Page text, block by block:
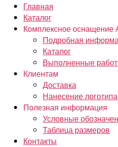
Главная
Каталог
Комплексное оснащение
Подробная
Каталог
Выполненные
Клиентам
Доставка
Нанесение логотипа
Полезная информация
Условные
Таблица размеров
Контакты